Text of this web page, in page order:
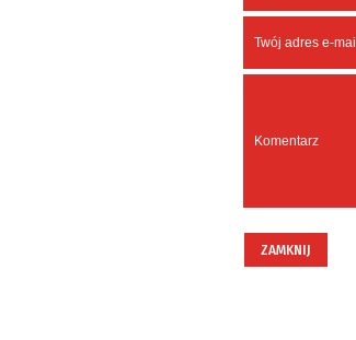
Twój adres e-mail
Komentarz